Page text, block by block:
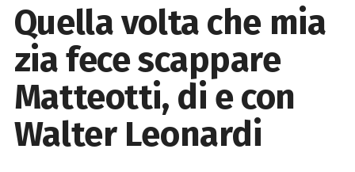
Quella volta che mia
zia fece scappare
Matteotti, di e con
Walter Leonardi